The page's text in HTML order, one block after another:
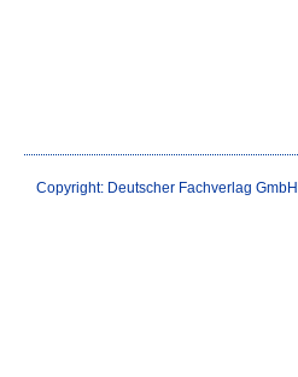
Copyright: Deutscher Fachverlag GmbH